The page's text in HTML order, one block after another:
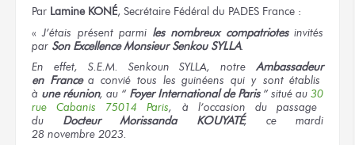
Par LamineKONÉ, Secrétaire Fédéral du PADES France :
«J’étais présent parmi les nombreuxcompatriotesinvités
par Son ExcellenceMonsieur Senkou SYLLA.
En effet, S.E.M. Senkoun SYLLA,notreAmbassadeur
en France a convié tous les guinéens qui y sontétablis
à une réunion, au “ FoyerInternationalde Paris” situé au 30
rue Cabanis 75014 Paris, à l’occasion
du passage
du DocteurMorissanda KOUYATÉ, ce mardi
28 novembre 2023.